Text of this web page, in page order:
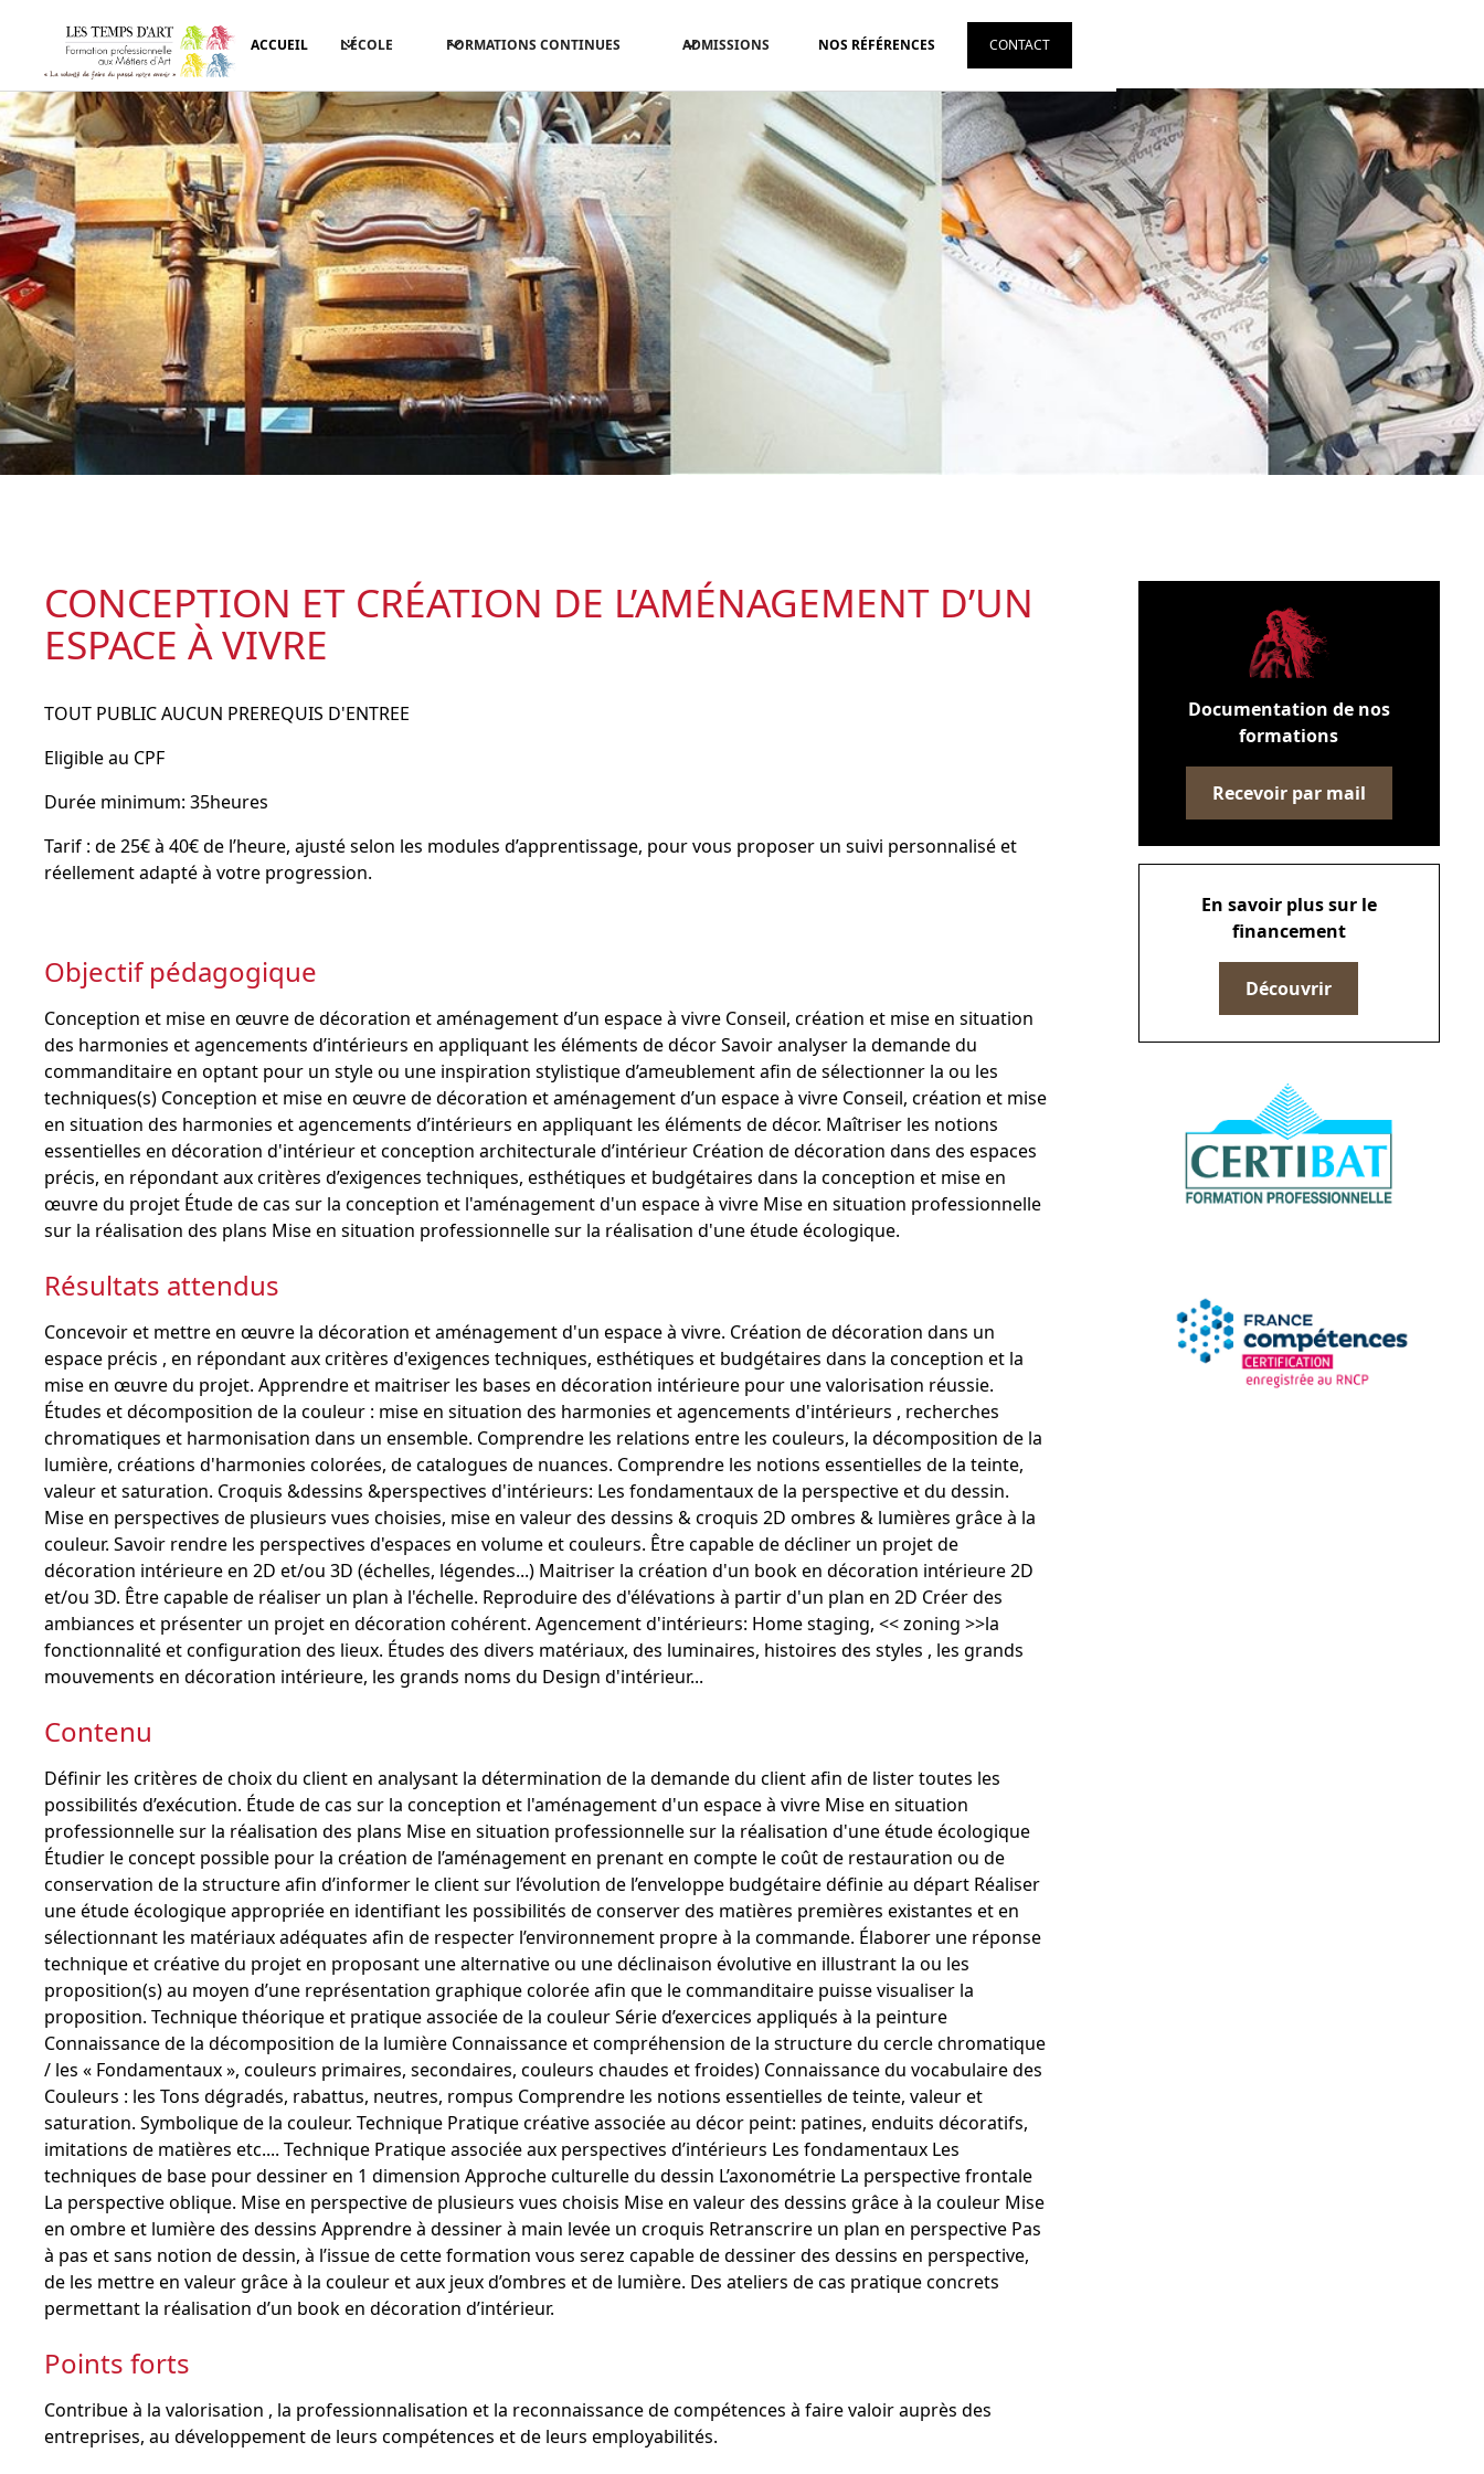
ACCUEIL L'ÉCOLE FORMATIONS CONTINUES ADMISSIONS NOS RÉFÉRENCES CONTACT
CONCEPTION ET CRÉATION DE L’AMÉNAGEMENT D’UN
ESPACE À VIVRE
TOUT PUBLIC AUCUN PREREQUIS D'ENTREE
Eligible au CPF
Durée minimum: 35heures
Tarif : de 25€ à 40€ de l’heure, ajusté selon les modules d’apprentissage, pour vous proposer un suivi personnalisé et
réellement adapté à votre progression.
Objectif pédagogique
Conception et mise en œuvre de décoration et aménagement d’un espace à vivre Conseil, création et mise en situation
des harmonies et agencements d’intérieurs en appliquant les éléments de décor Savoir analyser la demande du
commanditaire en optant pour un style ou une inspiration stylistique d’ameublement afin de sélectionner la ou les
techniques(s) Conception et mise en œuvre de décoration et aménagement d’un espace à vivre Conseil, création et mise
en situation des harmonies et agencements d’intérieurs en appliquant les éléments de décor. Maîtriser les notions
essentielles en décoration d'intérieur et conception architecturale d’intérieur Création de décoration dans des espaces
précis, en répondant aux critères d’exigences techniques, esthétiques et budgétaires dans la conception et mise en
œuvre du projet Étude de cas sur la conception et l'aménagement d'un espace à vivre Mise en situation professionnelle
sur la réalisation des plans Mise en situation professionnelle sur la réalisation d'une étude écologique.
Résultats attendus
Concevoir et mettre en œuvre la décoration et aménagement d'un espace à vivre. Création de décoration dans un
espace précis , en répondant aux critères d'exigences techniques, esthétiques et budgétaires dans la conception et la
mise en œuvre du projet. Apprendre et maitriser les bases en décoration intérieure pour une valorisation réussie.
Études et décomposition de la couleur : mise en situation des harmonies et agencements d'intérieurs , recherches
chromatiques et harmonisation dans un ensemble. Comprendre les relations entre les couleurs, la décomposition de la
lumière, créations d'harmonies colorées, de catalogues de nuances. Comprendre les notions essentielles de la teinte,
valeur et saturation. Croquis &dessins &perspectives d'intérieurs: Les fondamentaux de la perspective et du dessin.
Mise en perspectives de plusieurs vues choisies, mise en valeur des dessins & croquis 2D ombres & lumières grâce à la
couleur. Savoir rendre les perspectives d'espaces en volume et couleurs. Être capable de décliner un projet de
décoration intérieure en 2D et/ou 3D (échelles, légendes...) Maitriser la création d'un book en décoration intérieure 2D
et/ou 3D. Être capable de réaliser un plan à l'échelle. Reproduire des d'élévations à partir d'un plan en 2D Créer des
ambiances et présenter un projet en décoration cohérent. Agencement d'intérieurs: Home staging, << zoning >>la
fonctionnalité et configuration des lieux. Études des divers matériaux, des luminaires, histoires des styles , les grands
mouvements en décoration intérieure, les grands noms du Design d'intérieur...
Contenu
Définir les critères de choix du client en analysant la détermination de la demande du client afin de lister toutes les
possibilités d’exécution. Étude de cas sur la conception et l'aménagement d'un espace à vivre Mise en situation
professionnelle sur la réalisation des plans Mise en situation professionnelle sur la réalisation d'une étude écologique
Étudier le concept possible pour la création de l’aménagement en prenant en compte le coût de restauration ou de
conservation de la structure afin d’informer le client sur l’évolution de l’enveloppe budgétaire définie au départ Réaliser
une étude écologique appropriée en identifiant les possibilités de conserver des matières premières existantes et en
sélectionnant les matériaux adéquates afin de respecter l’environnement propre à la commande. Élaborer une réponse
technique et créative du projet en proposant une alternative ou une déclinaison évolutive en illustrant la ou les
proposition(s) au moyen d’une représentation graphique colorée afin que le commanditaire puisse visualiser la
proposition. Technique théorique et pratique associée de la couleur Série d’exercices appliqués à la peinture
Connaissance de la décomposition de la lumière Connaissance et compréhension de la structure du cercle chromatique
/ les « Fondamentaux », couleurs primaires, secondaires, couleurs chaudes et froides) Connaissance du vocabulaire des
Couleurs : les Tons dégradés, rabattus, neutres, rompus Comprendre les notions essentielles de teinte, valeur et
saturation. Symbolique de la couleur. Technique Pratique créative associée au décor peint: patines, enduits décoratifs,
imitations de matières etc.... Technique Pratique associée aux perspectives d’intérieurs Les fondamentaux Les
techniques de base pour dessiner en 1 dimension Approche culturelle du dessin L’axonométrie La perspective frontale
La perspective oblique. Mise en perspective de plusieurs vues choisis Mise en valeur des dessins grâce à la couleur Mise
en ombre et lumière des dessins Apprendre à dessiner à main levée un croquis Retranscrire un plan en perspective Pas
à pas et sans notion de dessin, à l’issue de cette formation vous serez capable de dessiner des dessins en perspective,
de les mettre en valeur grâce à la couleur et aux jeux d’ombres et de lumière. Des ateliers de cas pratique concrets
permettant la réalisation d’un book en décoration d’intérieur.
Points forts
Contribue à la valorisation , la professionnalisation et la reconnaissance de compétences à faire valoir auprès des
entreprises, au développement de leurs compétences et de leurs employabilités.
Documentation de nos
formations
Recevoir par mail
En savoir plus sur le
financement
Découvrir